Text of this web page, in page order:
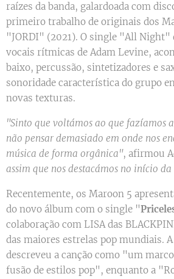
raízes da banda, galardoada com
primeiro trabalho de originais dos
"JORDI" (2021). O single "All Night"
vocais rítmicas de Adam Levine,
baixo, percussão, sintetizadores e
sonoridade característica do grupo
novas texturas.
"Sinto que voltámos ao que fazíamos
não pensar demasiado em onde nos
música de forma orgânica", afirmou
assim que nos destacámos no início
Recentemente, os Maroon 5
do novo álbum com o single "
colaboração com LISA das
das maiores estrelas pop mundiais.
descreveu a canção como "um
fusão de estilos pop", enquanto a